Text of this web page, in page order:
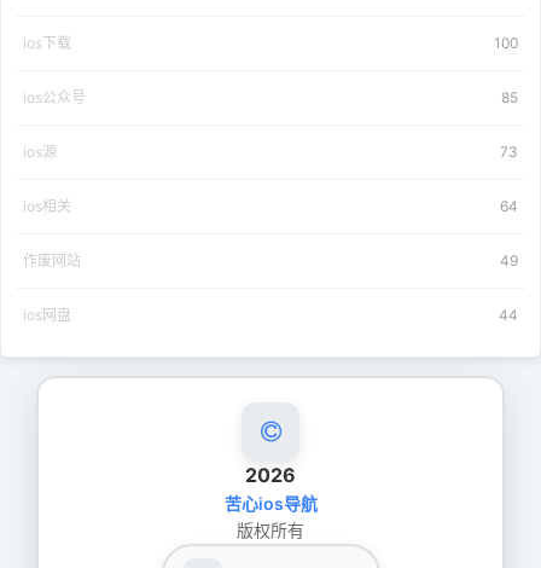
ios下载 100
ios公众号 85
ios源 73
ios相关 64
作废网站 49
ios网盘 44
2026
苦心ios导航
版权所有